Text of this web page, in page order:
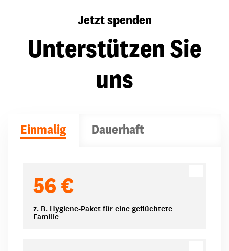
Jetzt spenden
Unterstützen Sie
uns
Einmalig Dauerhaft
56 €
z. B. Hygiene-Paket für eine geflüchtete
Familie